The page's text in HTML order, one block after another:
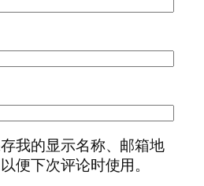
我的显示名称、邮箱地
便下次评论时使用。